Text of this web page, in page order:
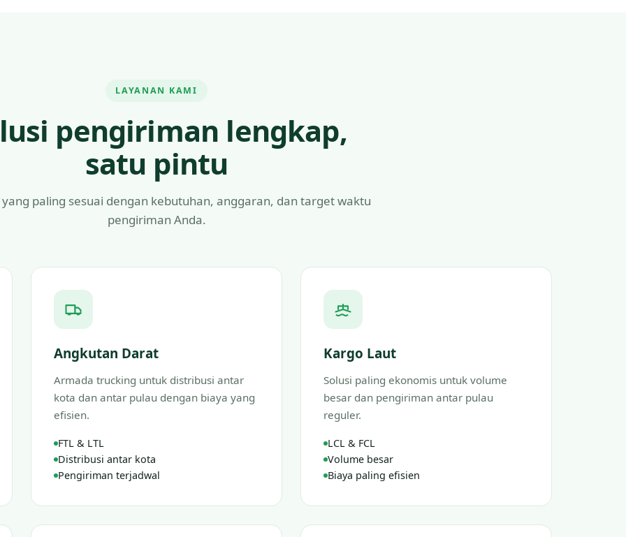
LAYANAN KAMI
pengiriman lengkap,
satu pintu
paling sesuai dengan kebutuhan, anggaran, dan target waktu
pengiriman Anda.
Angkutan Darat
Armada trucking untuk distribusi antar
kota dan antar pulau dengan biaya yang
efisien.
FTL & LTL
Distribusi antar kota
Pengiriman terjadwal
Kargo Laut
Solusi paling ekonomis untuk volume
besar dan pengiriman antar pulau
reguler.
LCL & FCL
Volume besar
Biaya paling efisien